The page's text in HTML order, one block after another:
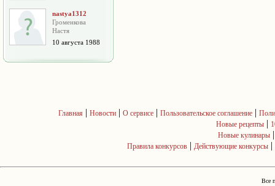
nastya1312
Громенкова
Настя
10 августа 1988
Главная | Новости| О сервисе| Пользовательское соглашение|
Новые рецепты |
Новые кулинары
Правила конкурсов | Действующие конкурсы |
Все